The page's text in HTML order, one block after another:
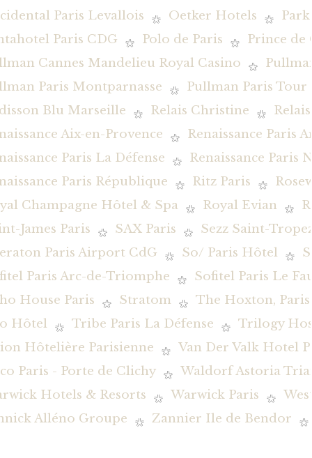
Paris Levallois Oetker Hotels
Paris CDG
Polo de Paris
Prince de
Cannes Mandelieu Royal Casino
Paris Montparnasse
Pullman Paris Tour
Blu Marseille
Relais Christine
Aix-en-Provence
Renaissance Paris
Paris La Défense
Renaissance Paris
Paris République
Ritz Paris
Champagne Hôtel & Spa
Royal Evian
James Paris
SAX Paris
Sezz Saint-
Paris Airport CdG
So/ Paris Hôtel
Paris Arc-de-Triomphe
Sofitel Paris Le
House Paris
Stratom
The Hoxton, Paris
Hôtel
Tribe Paris La Défense
Trilogy
Hôtelière Parisienne
Van Der Valk Hotel
Paris - Porte de Clichy
Waldorf Astoria
Hotels & Resorts
Warwick Paris
Alléno Groupe
Zannier Ile de Bendor